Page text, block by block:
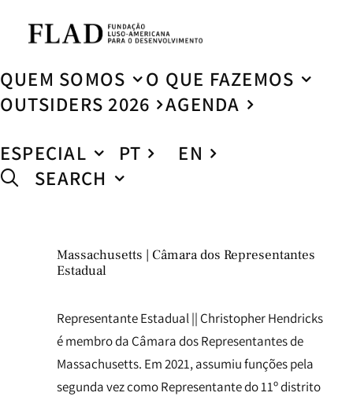
QUEM SOMOS
O QUE FAZEMOS
OUTSIDERS 2026
AGENDA
ESPECIAL
PT
EN
SEARCH
Massachusetts | Câmara dos Representantes
Estadual
Representante Estadual || Christopher Hendricks
é membro da Câmara dos Representantes de
Massachusetts. Em 2021, assumiu funções pela
segunda vez como Representante do 11º distrito